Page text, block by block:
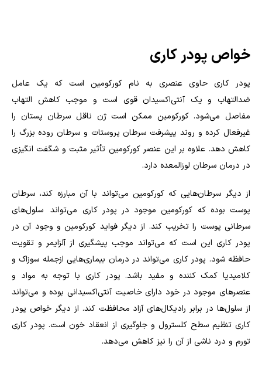
خواص پودر کاری
پودر کاری حاوی عنصری به نام کورکومین است که یک عامل
ضدالتهاب و یک آنتی‌اکسیدان قوی است و موجب کاهش التهاب
مفاصل می‌شود. کورکومین ممکن است ژن ناقل سرطان پستان را
غیرفعال کرده و روند پیشرفت سرطان پروستات و سرطان روده بزرگ را
کاهش دهد. علاوه بر این عنصر کورکومین تأثیر مثبت و شگفت انگیزی
در درمان سرطان لوزالمعده دارد.
از دیگر سرطان‌هایی که کورکومین می‌تواند با آن مبارزه کند، سرطان
پوست بوده که کورکومین موجود در پودر کاری می‌تواند سلول‌های
سرطانی پوست را تخریب کند. از دیگر فواید کورکومین و وجود آن در
پودر کاری این است که می‌تواند موجب پیشگیری از آلزایمر و تقویت
حافظه شود. پودر کاری می‌تواند در درمان بیماری‌هایی ازجمله سوزاک و
کلامیدیا کمک کننده و مفید باشد. پودر کاری با توجه به مواد و
عنصر‌های موجود در خود دارای خاصیت آنتی‌اکسیدانی بوده و می‌تواند
از سلول‌ها در برابر رادیکال‌های آزاد محافظت کند. از دیگر خواص پودر
کاری تنظیم سطح کلسترول و جلوگیری از انعقاد خون است. پودر کاری
تورم و درد ناشی از آن را نیز کاهش می‌دهد.